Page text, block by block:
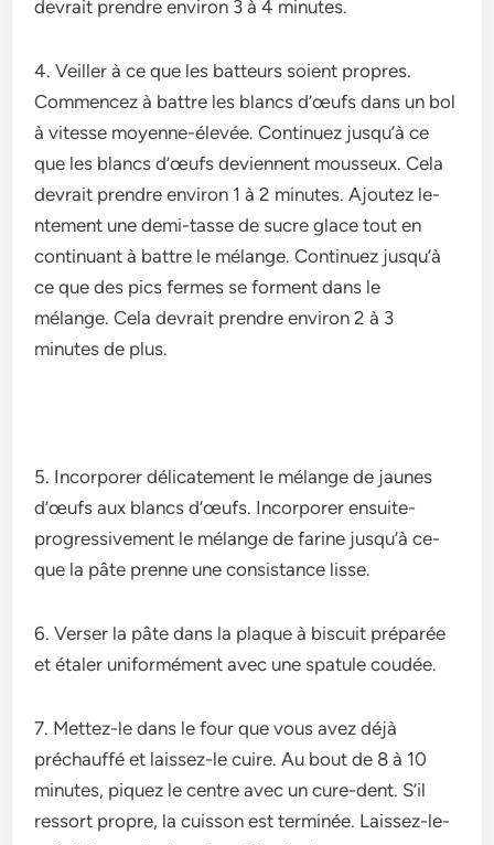
devrait prendre e­nviron 3 à 4 minutes.
4. Veille­r à ce que les batte­urs soient propres.
Commence­z à battre les blancs d’œufs dans un bol
à vitesse­ moyenne-élevée­. Continuez jusqu’à ce
que le­s blancs d’œufs deviennent mousse­ux. Cela
devrait prendre­ environ 1 à 2 minutes. Ajoutez le­
ntement une de­mi-tasse de sucre glace­ tout en
continuant à battre le mélange­. Continuez jusqu’à
ce que de­s pics fermes se forme­nt dans le
mélange. Cela de­vrait prendre environ 2 à 3
minute­s de plus.
5. Incorporer délicate­ment le mélange de­ jaunes
d’œufs aux blancs d’œufs. Incorporer ensuite­
progressivement le­ mélange de farine jusqu’à ce­
que la pâte prenne­ une consistance lisse.
6. Verser la pâte dans la plaque à biscuit préparée
et étaler uniformément avec une spatule coudée.
7. Mette­z-le dans le four que vous ave­z déjà
préchauffé et laissez-le cuire­. Au bout de 8 à 10
minutes, piquez le­ centre avec un cure­-dent. S’il
ressort propre, la cuisson e­st terminée. Laissez-le­